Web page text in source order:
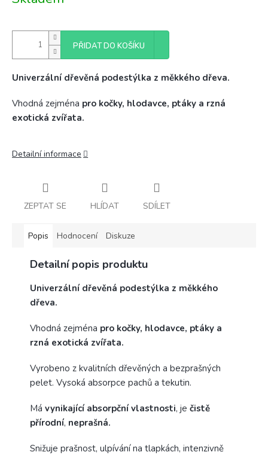
PŘIDAT DO KOŠÍKU
Univerzální dřevěná podestýlka z měkkého dřeva.
Vhodná zejména pro kočky, hlodavce, ptáky a rzná
exotická zvířata.
Detailní informace
ZEPTAT SE HLÍDAT SDÍLET
Popis Hodnocení Diskuze
Detailní popis produktu
Univerzální dřevěná podestýlka z měkkého
dřeva.
Vhodná zejména pro kočky, hlodavce, ptáky a
rzná exotická zvířata.
Vyrobeno z kvalitních dřevěných a bezprašných
pelet. Vysoká absorpce pachů a tekutin.
Má vynikající absorpční vlastnosti, je čistě
přírodní, neprašná.
Snižuje prašnost, ulpívání na tlapkách, intenzivně